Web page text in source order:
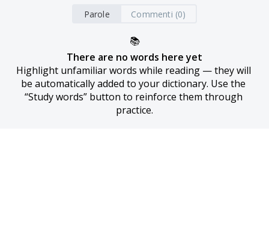
Parole Commenti (0)
📚
There are no words here yet
Highlight unfamiliar words while reading — they will
be automatically added to your dictionary. Use the
“Study words” button to reinforce them through
practice.